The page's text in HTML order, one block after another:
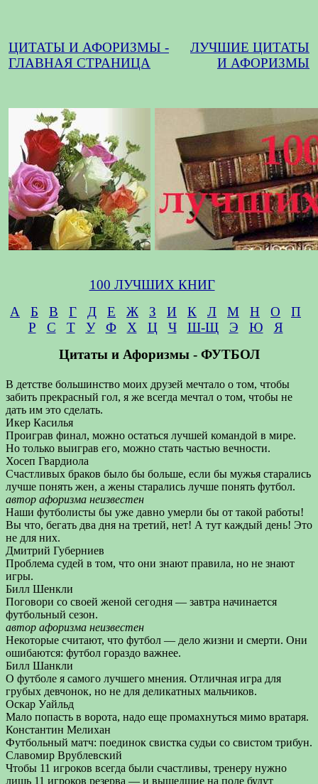
ЦИТАТЫ И АФОРИЗМЫ -
ГЛАВНАЯ СТРАНИЦА
ЛУЧШИЕ ЦИТАТЫ
И АФОРИЗМЫ
100 ЛУЧШИХ КНИГ
А
Б В Г Д Е Ж З И К Л М Н О
П
Р
С Т У Ф Х Ц Ч Ш-Щ Э Ю
Я
Цитаты и Афоризмы - ФУТБОЛ
В детстве большинство моих друзей мечтало о том, чтобы
забить прекрасный гол, я же всегда мечтал о том, чтобы не
дать им это сделать.
Икер Касилья
Проиграв финал, можно остаться лучшей командой в мире.
Но только выиграв его, можно стать частью вечности.
Хосеп Гвардиола
Счастливых браков было бы больше, если бы мужья старались
лучше понять жен, а жены старались лучше понять футбол.
автор афоризма неизвестен
Наши футболисты бы уже давно умерли бы от такой работы!
Вы что, бегать два дня на третий, нет! А тут каждый день! Это
не для них.
Дмитрий Губерниев
Проблема судей в том, что они знают правила, но не знают
игры.
Билл Шенкли
Поговори со своей женой сегодня — завтра начинается
футбольный сезон.
автор афоризма неизвестен
Некоторые считают, что футбол — дело жизни и смерти. Они
ошибаются: футбол гораздо важнее.
Билл Шанкли
О футболе я самого лучшего мнения. Отличная игра для
грубых девчонок, но не для деликатных мальчиков.
Оскар Уайльд
Мало попасть в ворота, надо еще промахнуться мимо вратаря.
Константин Мелихан
Футбольный матч: поединок свистка судьи со свистом трибун.
Славомир Врублевский
Чтобы 11 игроков всегда были счастливы, тренеру нужно
лишь 11 игроков резерва — и вышедшие на поле будут